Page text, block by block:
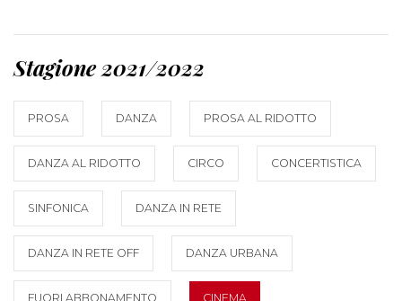
Stagione 2021/2022
PROSA DANZA PROSA AL RIDOTTO
DANZA AL RIDOTTO CIRCO CONCERTISTICA
SINFONICA DANZA IN RETE
DANZA IN RETE OFF DANZA URBANA
FUORI ABBONAMENTO CINEMA